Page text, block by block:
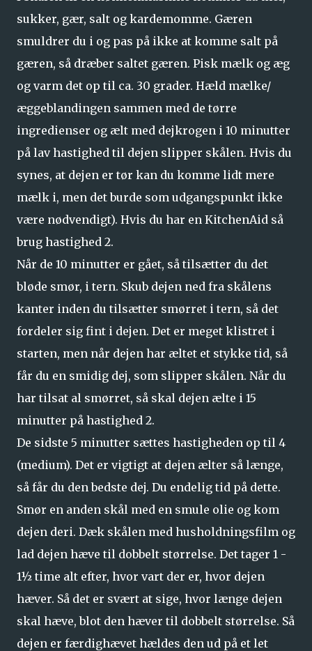
sukker, gær, salt og kardemomme. Gæren
smuldrer du i og pas på ikke at komme salt på
gæren, så dræber saltet gæren. Pisk mælk og æg
og varm det op til ca. 30 grader. Hæld mælke/
æggeblandingen sammen med de tørre
ingredienser og ælt med dejkrogen i 10 minutter
på lav hastighed til dejen slipper skålen. Hvis du
synes, at dejen er tør kan du komme lidt mere
mælk i, men det burde som udgangspunkt ikke
være nødvendigt). Hvis du har en KitchenAid så
brug hastighed 2.
Når de 10 minutter er gået, så tilsætter du det
bløde smør, i tern. Skub dejen ned fra skålens
kanter inden du tilsætter smørret i tern, så det
fordeler sig fint i dejen. Det er meget klistret i
starten, men når dejen har æltet et stykke tid, så
får du en smidig dej, som slipper skålen. Når du
har tilsat al smørret, så skal dejen ælte i 15
minutter på hastighed 2.
De sidste 5 minutter sættes hastigheden op til 4
(medium). Det er vigtigt at dejen ælter så længe,
så får du den bedste dej. Du endelig tid på dette.
Smør en anden skål med en smule olie og kom
dejen deri. Dæk skålen med husholdningsfilm og
lad dejen hæve til dobbelt størrelse. Det tager 1 -
1½ time alt efter, hvor vart der er, hvor dejen
hæver. Så det er svært at sige, hvor længe dejen
skal hæve, blot den hæver til dobbelt størrelse. Så
dejen er færdighævet hældes den ud på et let